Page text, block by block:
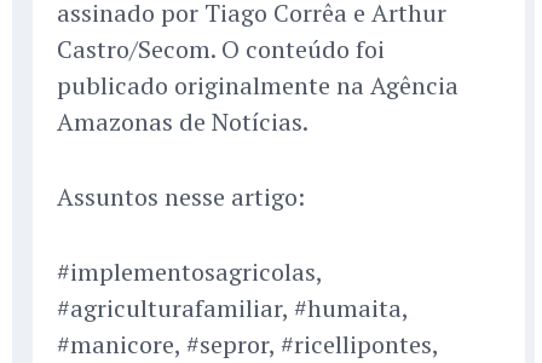
assinado por Tiago Corrêa e Arthur
Castro/Secom. O conteúdo foi
publicado originalmente na Agência
Amazonas de Notícias.
Assuntos nesse artigo:
#implementosagricolas,
#agriculturafamiliar, #humaita,
#manicore, #sepror, #ricellipontes,